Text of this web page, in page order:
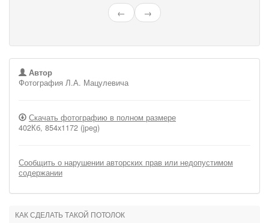
← →
Автор
Фотография Л.А. Мацулевича
Скачать фотографию в полном размере
402Кб, 854x1172 (jpeg)
Сообщить о нарушении авторских прав или недопустимом
содержании
КАК СДЕЛАТЬ ТАКОЙ ПОТОЛОК